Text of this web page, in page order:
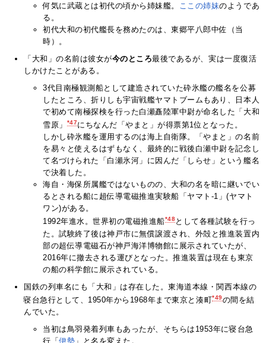
何気に武蔵とは初代の頃から姉妹艦。
ここの姉妹のようであ
る。
初代大和の初代艦長を務めたのは、東郷平八郎中佐（当
時）。
「大和」の名前は彼女が今のところ最後であるが、実は一度復活
しかけたことがある。
3代目南極観測船として建造されていた砕氷艦の艦名を公募
したところ、折りしも宇宙戦艦ヤマトブームもあり、日本人
で初めて南極探検を行った白瀬矗陸軍中尉が命名した「大和
雪原」
*47にちなんだ「やまと」が得票第1位となった。
しかし砕氷艦を運用するのは海上自衛隊。「やまと」の名前
を易々と使えるはずもなく、最終的に戦後白瀬中尉を記念し
て名づけられた「白瀬氷河」に因んだ「しらせ」という艦名
で決着した。
海自・海保所属艦ではないものの、大和の名を暗に継いでい
るとされる船に超伝導電磁推進実験船「ヤマト-1」(ヤマト
ワン)がある。
1992年進水。世界初の電磁推進船*48として各種試験を行っ
た。試験終了後は神戸市に無償譲渡され、外殻と推進装置内
部の超伝導電磁石が神戸海洋博物館に展示されていたが、
2016年に撤去される運びとなった。推進装置は現在も東京
の船の科学館に展示されている。
国鉄の列車名にも「大和」は存在した。東海道本線・関西本線の
寝台急行として、1950年から1968年まで東京と湊町*49の間を結
んでいた。
当初は鳥羽発着列車もあったが、そちらは1953年に寝台急
行「伊勢 」と名を変えた。